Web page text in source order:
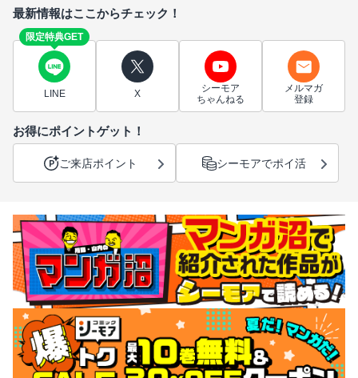
最新情報はここからチェック！
限定特典GET
LINE X
シーモア
ちゃんねる
メルマガ
登録
お得にポイントゲット！
ご来店ポイント シーモアでポイ活